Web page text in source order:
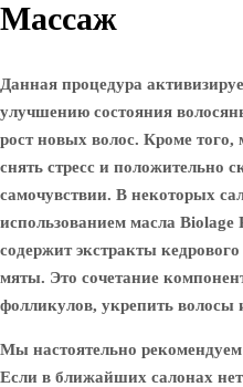
Массаж
Данная процедура
улучшению состояния
рост новых волос. Кроме
снять стресс и положительно
самочувствии. В некоторых
использованием масла Biolage
содержит экстракты
мяты. Это сочетание
фолликулов, укрепить волосы
Мы настоятельно рекомендуем
Если в ближайших салонах